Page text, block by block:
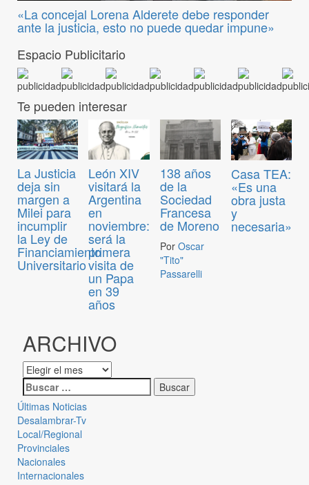
«La concejal Lorena Alderete debe responder
ante la justicia, esto no puede quedar impune»
Espacio Publicitario
Te pueden interesar
La Justicia
deja sin
margen a
Milei para
incumplir
la Ley de
Financiamiento
Universitario
León XIV
visitará la
Argentina
en
noviembre:
será la
primera
visita de
un Papa
en 39
años
138 años
de la
Sociedad
Francesa
de Moreno
Por Oscar
"Tito"
Passarelli
Casa TEA:
«Es una
obra justa
y
necesaria»
ARCHIVO
Últimas Noticias
Desalambrar-Tv
Local/Regional
Provinciales
Nacionales
Internacionales